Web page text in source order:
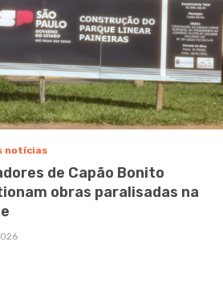
notícias
de Capão Bonito
obras paralisadas na